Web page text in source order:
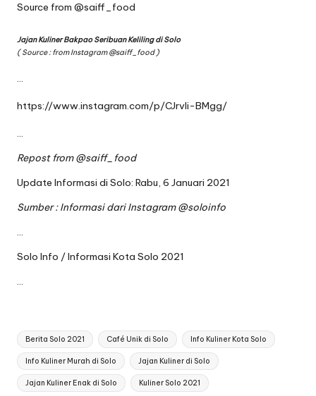
Source from @saiff_food
Jajan Kuliner Bakpao Seribuan Keliling di Solo
( Source : from Instagram@saiff_food)
…
https://www.instagram.com/p/CJrvIi-BMgg/
…
Repost from@saiff_food
Update Informasi di Solo: Rabu, 6 Januari 2021
Sumber : Informasi dari Instagram@soloinfo
…
Solo Info / Informasi Kota Solo 2021
…
Tags:
Berita Solo 2021 Café Unik di Solo Info Kuliner Kota Solo
Info Kuliner Murah di Solo Jajan Kuliner di Solo
Jajan Kuliner Enak di Solo Kuliner Solo 2021